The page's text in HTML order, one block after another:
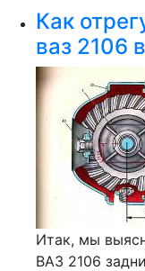
Как
ваз 2106
Итак, мы
ВАЗ 2106